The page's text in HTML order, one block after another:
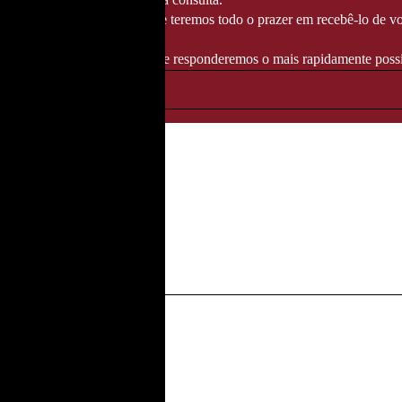
, altura em que teremos todo o prazer em recebê-lo de
info@fozgourmet.com e responderemos o mais rapidamente